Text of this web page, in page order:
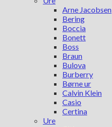
Arne Jacobsen
Bering
Boccia
Bonett
Boss
Braun
Bulova
Burberry
Børne ur
Calvin Klein
Casio
Certina
Ure